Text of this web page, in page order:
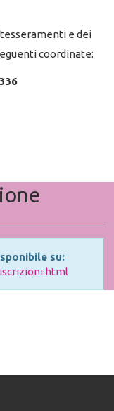
e dei
coordinate:
su: